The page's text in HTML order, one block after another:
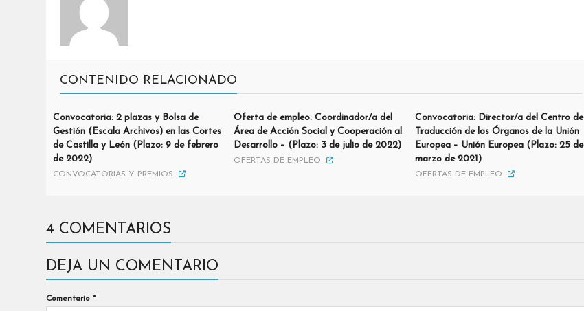
CONTENIDO RELACIONADO
Convocatoria: 2 plazas y Bolsa de
Gestión (Escala Archivos) en las Cortes
de Castilla y León (Plazo: 9 de febrero
de 2022)
CONVOCATORIAS Y PREMIOS
Oferta de empleo: Coordinador/a del
Área de Acción Social y Cooperación al
Desarrollo – (Plazo: 3 de julio de 2022)
OFERTAS DE EMPLEO
Convocatoria: Director/a del Centro de
Traducción de los Órganos de la Unión
Europea – Unión Europea (Plazo: 25 de
marzo de 2021)
OFERTAS DE EMPLEO
4 COMENTARIOS
DEJA UN COMENTARIO
Comentario *